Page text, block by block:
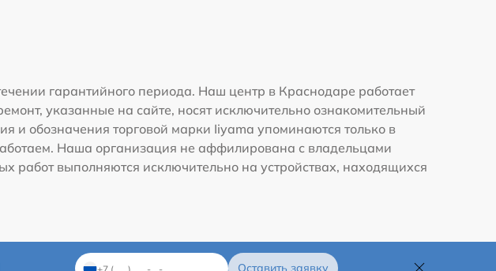
гарантийного периода. Наш центр в Краснодаре работает
указанные на сайте, носят исключительно ознакомительный
и обозначения торговой марки Iiyama упоминаются только в
Наша организация не аффилирована с владельцами
работ выполняются исключительно на устройствах, находящихся
Оставить заявку